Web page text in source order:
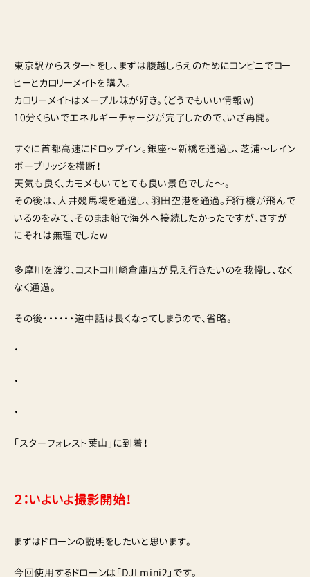
東京駅からスタートをし、まずは腹越しらえのためにコンビニでコー
ヒーとカロリーメイトを購入。
カロリーメイトはメープル味が好き。（どうでもいい情報w)
10分くらいでエネルギーチャージが完了したので、いざ再開。
すぐに首都高速にドロップイン。銀座〜新橋を通過し、芝浦〜レイン
ボーブリッジを横断！
天気も良く、カモメもいてとても良い景色でした〜。
その後は、大井競馬場を通過し、羽田空港を通過。飛行機が飛んで
いるのをみて、そのまま船で海外へ接続したかったですが、さすが
にそれは無理でしたw
多摩川を渡り、コストコ川崎倉庫店が見え行きたいのを我慢し、なく
なく通過。
その後・・・・・・道中話は長くなってしまうので、省略。
・
・
・
「スターフォレスト葉山」に到着！
２：いよいよ撮影開始！
まずはドローンの説明をしたいと思います。
今回使用するドローンは「DJI mini2」です。